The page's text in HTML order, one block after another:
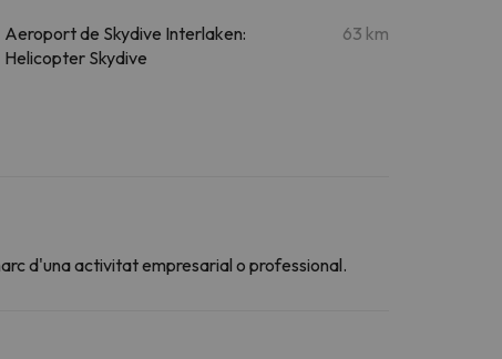
Aeroport de Skydive Interlaken:
Helicopter Skydive
63 km
d'una activitat empresarial o professional.